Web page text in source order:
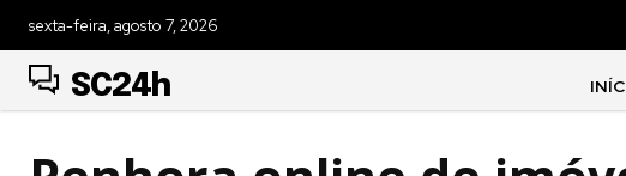
sexta-feira, agosto 7, 2026
SC24h